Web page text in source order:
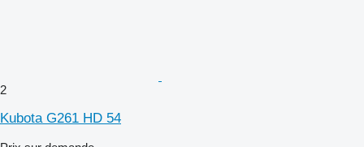
2
Kubota G261 HD 54